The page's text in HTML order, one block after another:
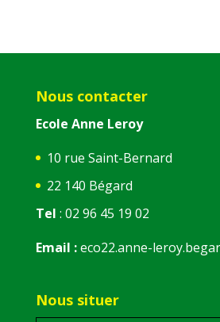
Nous contacter
Ecole Anne Leroy
10 rue Saint-Bernard
22 140 Bégard
Tel : 02 96 45 19 02
Email :eco22.anne-
Nous situer